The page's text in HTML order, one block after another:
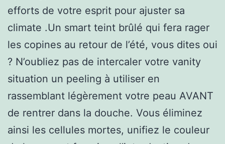
efforts de votre esprit pour ajuster sa
climate .Un smart teint brûlé qui fera rager
les copines au retour de l’été, vous dites oui
? N’oubliez pas de intercaler votre vanity
situation un peeling à utiliser en
rassemblant légèrement votre peau AVANT
de rentrer dans la douche. Vous éliminez
ainsi les cellules mortes, unifiez le couleur